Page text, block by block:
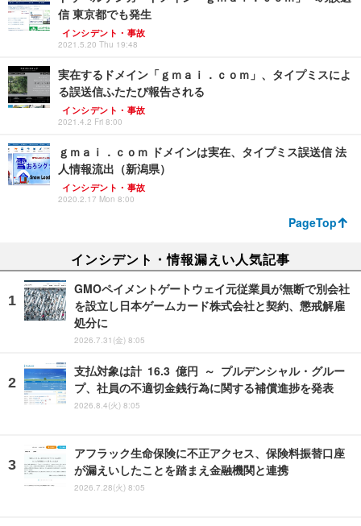
信 東京都でも発生
インシデント・事故
2021.5.20 Thu 19:48
実在するドメイン「ｇｍａｉ．ｃｏｍ」、タイプミスによ
る誤送信ふたたび報告される
インシデント・事故
2021.4.2 Fri 8:00
ｇｍａｉ．ｃｏｍ ドメインは実在、タイプミス誤送信 法
人情報流出（新潟県）
インシデント・事故
2020.2.17 Mon 8:00
PageTop
インシデント・情報漏えい人気記事
GMOペイメントゲートウェイ元従業員が無断で別会社
を設立し日本ゲームカード株式会社と契約、懲戒解雇
処分に
2026.7.31(金) 8:05
支払対象は計 16.3 億円 ～ プルデンシャル・グルー
プ、社員の不適切金銭行為に関する補償進捗を発表
2026.8.4(火) 8:05
アフラック生命保険に不正アクセス、保険料振替口座
が漏えいしたことを踏まえ金融機関と連携
2026.7.28(火) 8:05